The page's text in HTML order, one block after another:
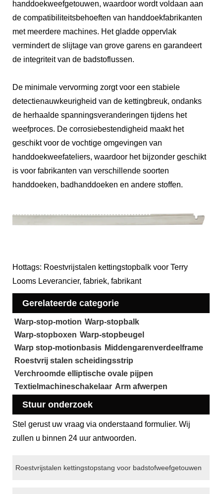
handdoekweefgetouwen, waardoor wordt voldaan aan
de compatibiliteitsbehoeften van handdoekfabrikanten
met meerdere machines. Het gladde oppervlak
vermindert de slijtage van grove garens en garandeert
de integriteit van de badstoflussen.
De minimale vervorming zorgt voor een stabiele
detectienauwkeurigheid van de kettingbreuk, ondanks
de herhaalde spanningsveranderingen tijdens het
weefproces. De corrosiebestendigheid maakt het
geschikt voor de vochtige omgevingen van
handdoekweefateliers, waardoor het bijzonder geschikt
is voor fabrikanten van verschillende soorten
handdoeken, badhanddoeken en andere stoffen.
Hottags: Roestvrijstalen kettingstopbalk voor Terry
Looms Leverancier, fabriek, fabrikant
Gerelateerde categorie
Warp-stop-motion Warp-stopbalk
Warp-stopboxen Warp-stopbeugel
Warp stop-motionbasis Middengarenverdeelframe
Roestvrij stalen scheidingsstrip
Verchroomde elliptische ovale pijpen
Textielmachineschakelaar Arm afwerpen
Stuur onderzoek
Stel gerust uw vraag via onderstaand formulier. Wij
zullen u binnen 24 uur antwoorden.